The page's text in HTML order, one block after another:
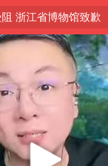
浙江省博物馆致歉
经济点亮城市消费活力
茶安排上了吗
体收跌 西数跌超13%
止未经同意的电话营销
点更新